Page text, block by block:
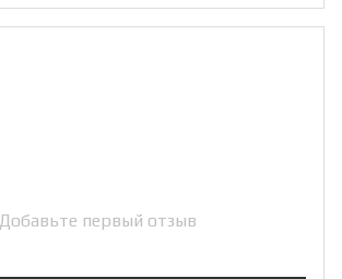
Добавьте первый отзыв